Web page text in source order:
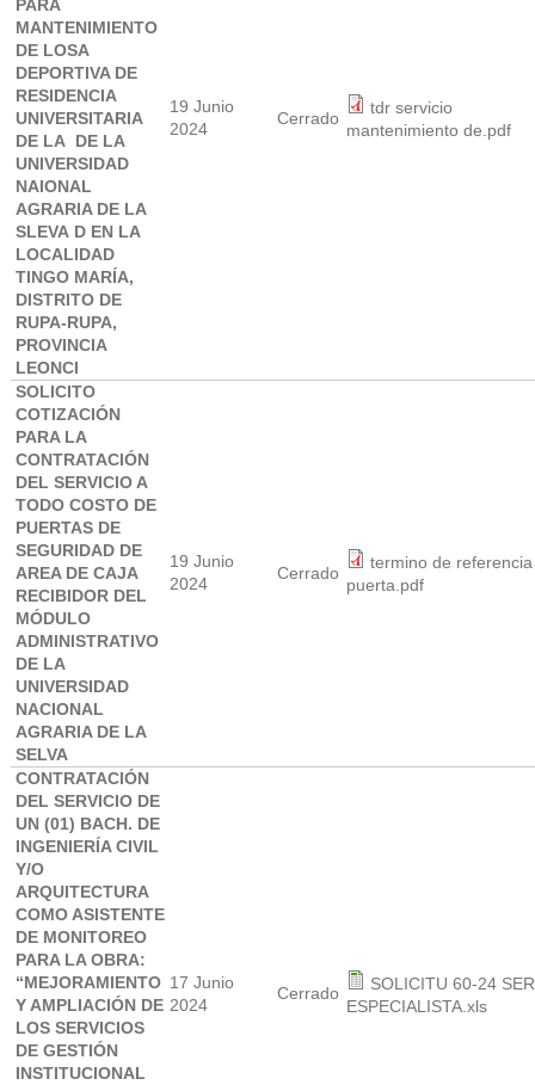
PARA
MANTENIMIENTO
DE LOSA
DEPORTIVA DE
RESIDENCIA
UNIVERSITARIA
DE LA DE LA
UNIVERSIDAD
NAIONAL
AGRARIA DE LA
SLEVA D EN LA
LOCALIDAD
TINGO MARÍA,
DISTRITO DE
RUPA-RUPA,
PROVINCIA
LEONCI
19 Junio
2024
Cerrado
tdr servicio
mantenimiento de.pdf
SOLICITO
COTIZACIÓN
PARA LA
CONTRATACIÓN
DEL SERVICIO A
TODO COSTO DE
PUERTAS DE
SEGURIDAD DE
AREA DE CAJA
RECIBIDOR DEL
MÓDULO
ADMINISTRATIVO
DE LA
UNIVERSIDAD
NACIONAL
AGRARIA DE LA
SELVA
19 Junio
2024
Cerrado
termino de referencia
puerta.pdf
CONTRATACIÓN
DEL SERVICIO DE
UN (01) BACH. DE
INGENIERÍA CIVIL
Y/O
ARQUITECTURA
COMO ASISTENTE
DE MONITOREO
PARA LA OBRA:
“MEJORAMIENTO
Y AMPLIACIÓN DE
LOS SERVICIOS
DE GESTIÓN
INSTITUCIONAL
17 Junio
2024
Cerrado
SOLICITU 60-24
ESPECIALISTA.xls